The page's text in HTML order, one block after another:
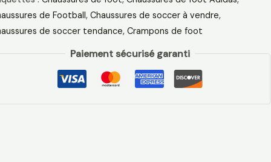
de Football, Chaussures de soccer à vendre,
de soccer tendance, Crampons de foot
Paiement sécurisé garanti